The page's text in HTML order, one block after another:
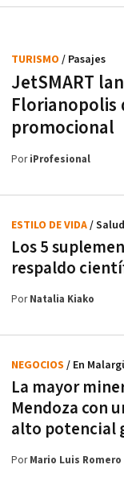
JetSMART
Florianopolis
promocional
TURISMO / Pasajes
PoriProfesional
Los 5
respaldo
ESTILO DE VIDA/ Salud
PorNatalia Kiako
La mayor
Mendoza con
alto potencial
NEGOCIOS / En
PorMario Luis Romero